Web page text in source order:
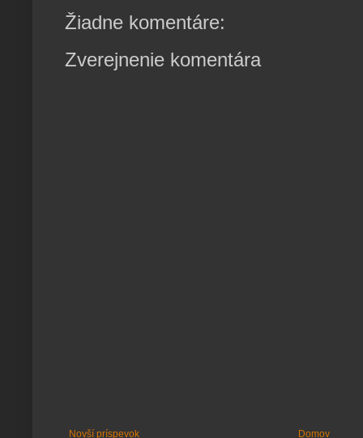
Žiadne komentáre:
Zverejnenie komentára
Novší príspevok Domov